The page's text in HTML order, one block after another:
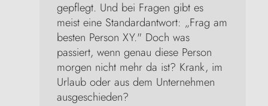
gepflegt. Und bei Fragen gibt es
meist eine Standardantwort: „Frag am
besten Person XY." Doch was
passiert, wenn genau diese Person
morgen nicht mehr da ist? Krank, im
Urlaub oder aus dem Unternehmen
ausgeschieden?